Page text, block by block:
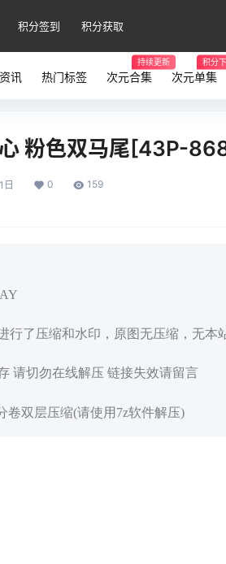
积分签到 积分获取
讯 热门标签 次元合集
持续更新
次元单集
积分
粉色双马尾[43P-
日 0 159
行了压缩和水印，原图无压缩，无本
请切勿在线解压 链接失效请留言
卷双层压缩(请使用7z软件解压)